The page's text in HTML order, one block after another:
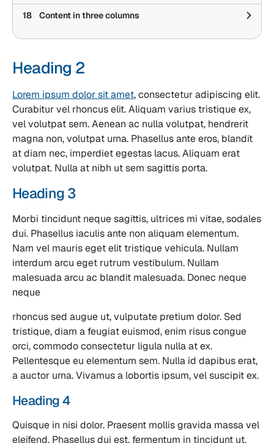
18 Content in three columns
Heading 2
Lorem ipsum dolor sit amet, consectetur adipiscing elit.
Curabitur vel rhoncus elit. Aliquam varius tristique ex,
vel volutpat sem. Aenean ac nulla volutpat, hendrerit
magna non, volutpat urna. Phasellus ante eros, blandit
at diam nec, imperdiet egestas lacus. Aliquam erat
volutpat. Nulla at nibh ut sem sagittis porta.
Heading 3
Morbi tincidunt neque sagittis, ultrices mi vitae, sodales
dui. Phasellus iaculis ante non aliquam elementum.
Nam vel mauris eget elit tristique vehicula. Nullam
interdum arcu eget rutrum vestibulum. Nullam
malesuada arcu ac blandit malesuada. Donec neque
neque
rhoncus sed augue ut, vulputate pretium dolor. Sed
tristique, diam a feugiat euismod, enim risus congue
orci, commodo consectetur ligula nulla at ex.
Pellentesque eu elementum sem. Nulla id dapibus erat,
a auctor urna. Vivamus a lobortis ipsum, vel suscipit ex.
Heading 4
Quisque in nisi dolor. Praesent mollis gravida massa vel
eleifend. Phasellus dui est, fermentum in tincidunt ut,